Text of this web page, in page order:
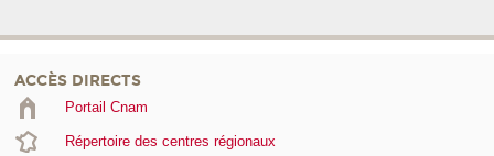
ACCÈS DIRECTS
Portail Cnam
Répertoire des centres régionaux